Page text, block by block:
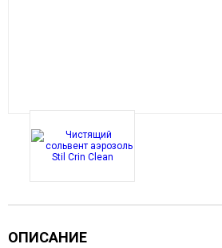
ОПИСАНИЕ